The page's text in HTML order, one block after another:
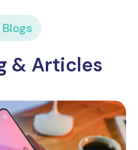
& Articles